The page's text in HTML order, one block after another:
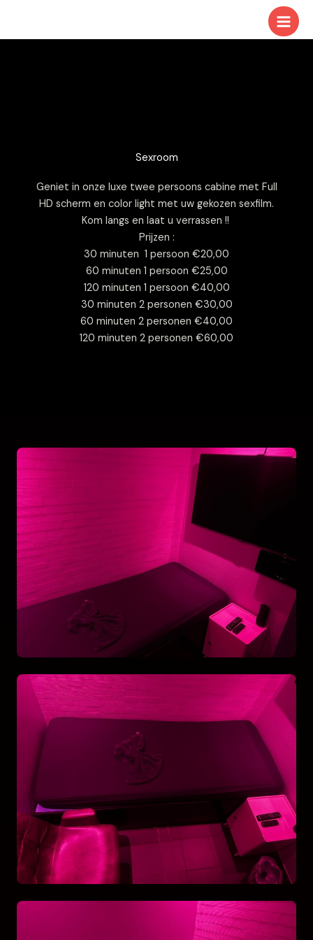
de
Sexroom
Geniet in onze luxe twee persoons cabine met Full
HD scherm en color light met uw gekozen sexfilm.
Kom langs en laat u verrassen !!
Prijzen :
30 minuten 1 persoon €20,00
60 minuten 1 persoon €25,00
120 minuten 1 persoon €40,00
30 minuten 2 personen €30,00
60 minuten 2 personen €40,00
120 minuten 2 personen €60,00